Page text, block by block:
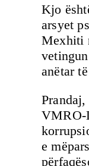
Kjo
arsyet
Mexhiti
anëtar
VMRO-
e